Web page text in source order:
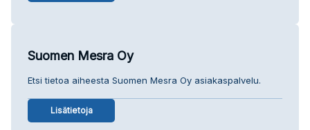
Suomen Mesra Oy
Etsi tietoa aiheesta Suomen Mesra Oy asiakaspalvelu.
Lisätietoja